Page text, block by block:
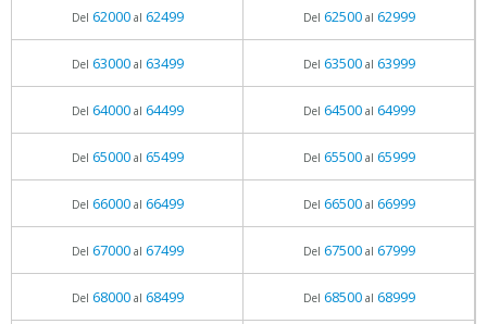
Del 62000al 62499 Del 62500al 62999
Del 63000al 63499 Del 63500al 63999
Del 64000al 64499 Del 64500al 64999
Del 65000al 65499 Del 65500al 65999
Del 66000al 66499 Del 66500al 66999
Del 67000al 67499 Del 67500al 67999
Del 68000al 68499 Del 68500al 68999